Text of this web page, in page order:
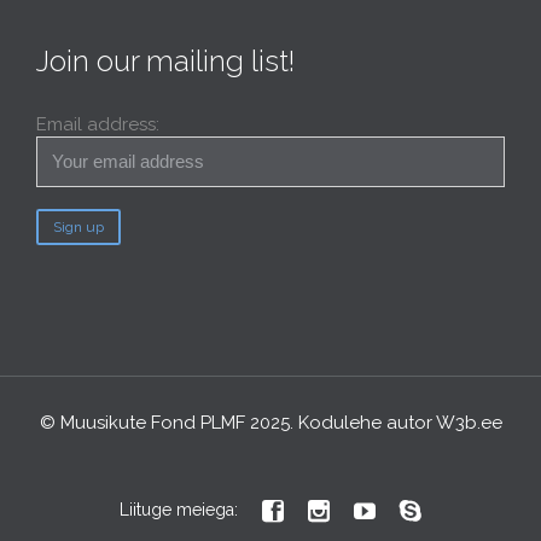
Join our mailing list!
Email address:
© Muusikute Fond PLMF 2025. Kodulehe autorW3b.ee
Liituge meiega:    